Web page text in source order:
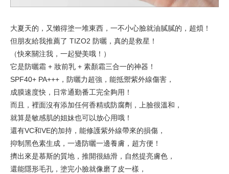
大夏天的，又懶得塗一堆東西，一不小心臉就油膩膩的，超煩！
但朋友給我推薦了 TIZO2 防曬，真的是救星！
（快來關注我，一起變美哦！ ）
它是防曬霜 + 妝前乳 + 素顏霜三合一的神器！
SPF40+ PA+++，防曬力超強，能抵禦紫外線傷害，
成膜速度快，日常通勤番工完全夠用！
而且，裡面沒有添加任何香精或防腐劑，上臉很溫和，
就算是敏感肌的姐妹也可以放心用哦！
還有VC和VE的加持，能修護紫外線帶來的損傷，
抑制黑色素生成，一邊防曬一邊養膚，超方便！
擠出來是慕斯的質地，推開很絲滑，自然提亮膚色，
還能隱形毛孔，塗完小臉就像磨了皮一樣，